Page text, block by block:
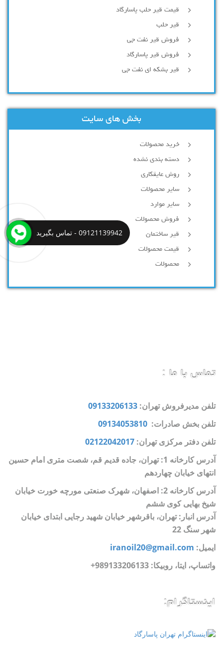
قیمت قیر حلب پاسارگاد
قیر حلب
فروش قیر نفت جی
فروش قیر پاسارگاد
قیر بشکه ای نفت جی
بخش های سایت
خرید محصولات
دسته بندی نشده
روش عایقکاری
سایر محصولات
سایر موارد
فروش محصولات
قیر ساختمان
قیمت محصولات
محصولات
تماس با ما :
تلفن مدیرفروش تهران: 09133206133
تلفن بخش صادرات: 09134053810
تلفن دفتر مرکزی تهران: 02122042017
آدرس کارخانه 1: تهران، جاده قدیم قم، شصت متری امام حسین
انتهای خیابان چهاردهم
آدرس کارخانه 2: اصفهان، شهرک صنعتی مورچه خورت خیابان
شیخ بهایی کوی ششم
آدرس انبار: تهران، باقرشهر خیابان شهید رجایی ابتدای خیابان
شهر سنگ 22
ایمیل: iranoil20@gmail.com
واتساپ، ایتا، روبیکا: 989133206133+
اینستاگرام:
09121139942 - تماس بگیرید